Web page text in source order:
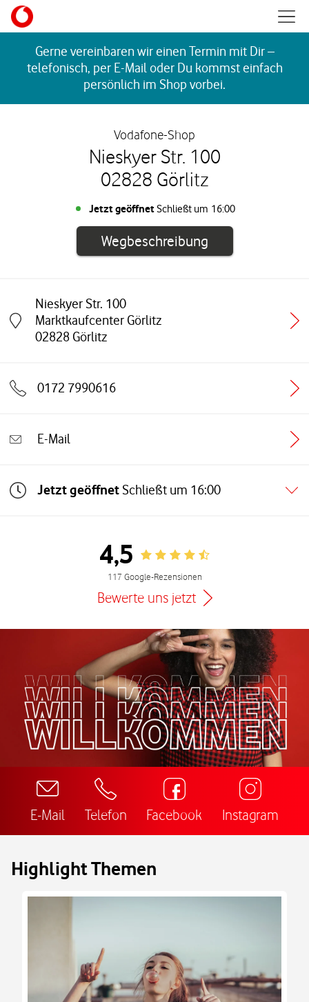
Skip to content
Gerne vereinbaren wir einen Termin mit Dir –
telefonisch, per E-Mail oder Du kommst einfach
persönlich im Shop vorbei.
Vodafone-Shop
Nieskyer Str. 100
02828 Görlitz
Jetzt geöffnetSchließt um 16:00
WegbeschreibungLink öffnet in
Nieskyer Str. 100
Marktkaufcenter Görlitz
02828 Görlitz
Link öffnet in einem neuen Tab
0172 7990616
E-Mail
Jetzt geöffnet Schließt um 16:00
4,5 Rating 4.5
117 Google-Rezensionen
Bewerte uns jetzt
E-Mail Telefon Facebook Instagram
Highlight Themen